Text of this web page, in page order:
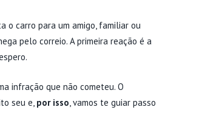
o carro para um amigo, familiar ou
pelo correio. A primeira reação é a
infração que não cometeu. O
seu e, por isso, vamos te guiar passo